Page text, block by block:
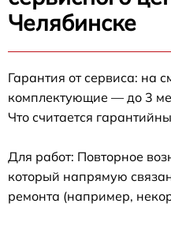
Челябинске
Гарантия от сервиса: на
комплектующие — до 3
Что считается
Для работ: Повторное
который напрямую
ремонта (например,